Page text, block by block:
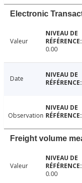
Electronic
Valeur
0.00
Date
Observation
Freight volume
Valeur
0.00